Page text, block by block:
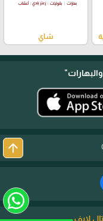
شاي
arrow_upward
لايف